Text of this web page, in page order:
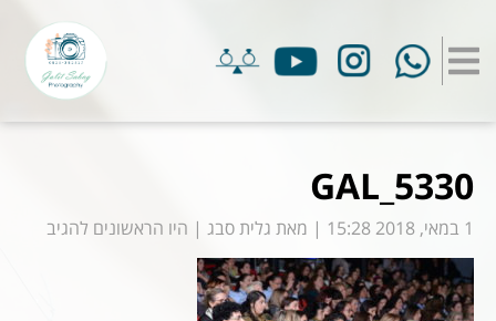
GAL_5330
1 במאי, 2018 15:28 | מאת גלית סבג | היו הראשונים להגיב